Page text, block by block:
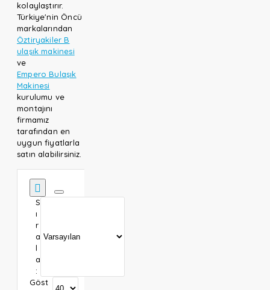
kolaylaştırır.
Türkiye'nin Öncü
markalarından
Öztiryakiler B
ulaşık makinesi
ve
Empero Bulaşık
Makinesi
kurulumu ve
montajını
firmamız
tarafından en
uygun fiyatlarla
satın alabilirsiniz.
S
ı
r
a
l
a
:
Göst